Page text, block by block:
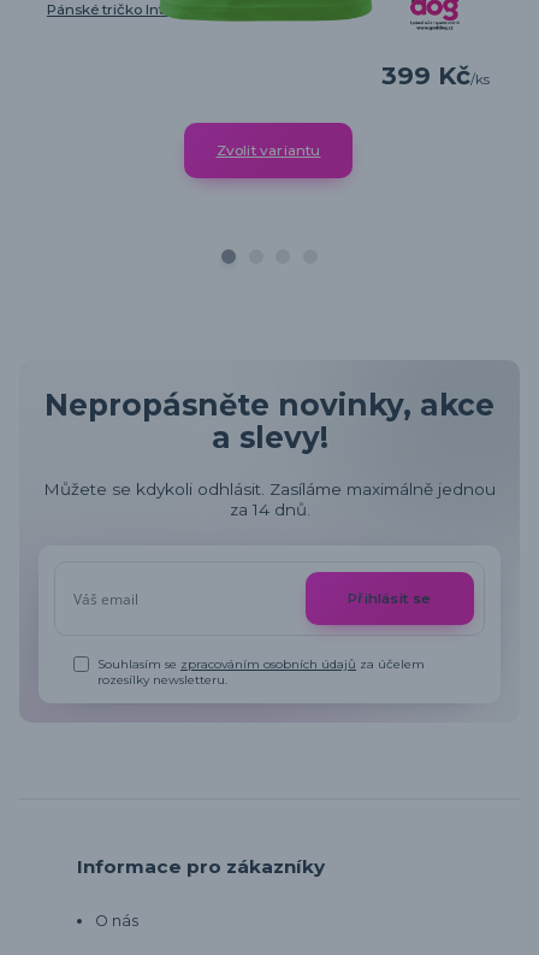
Pánské tričko Intelligent Defender
399 Kč/ks
Zvolit variantu
Nepropásněte novinky, akce
a slevy!
Můžete se kdykoli odhlásit. Zasíláme maximálně jednou
za 14 dnů.
Přihlásit se
Souhlasím se zpracováním osobních údajů za účelem
rozesílky newsletteru.
Informace pro zákazníky
O nás